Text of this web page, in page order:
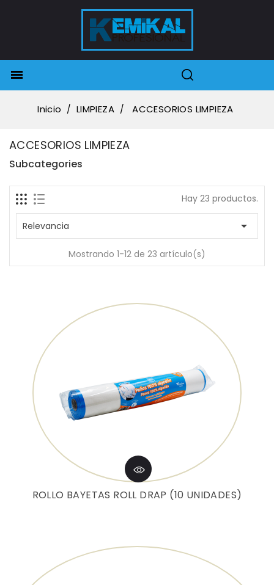

Inicio LIMPIEZA ACCESORIOS LIMPIEZA
ACCESORIOS LIMPIEZA
Subcategories
Hay 23 productos.
Relevancia 
Mostrando 1-12 de 23 artículo(s)
ROLLO BAYETAS ROLL DRAP (10 UNIDADES)